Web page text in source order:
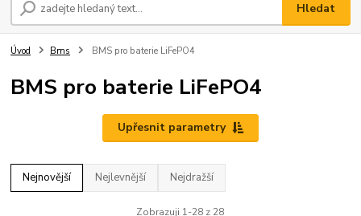
Hledat
Úvod Bms BMS pro baterie LiFePO4
BMS pro baterie LiFePO4
Upřesnit parametry
Nejnovější Nejlevnější Nejdražší
Zobrazuji 1-28 z 28